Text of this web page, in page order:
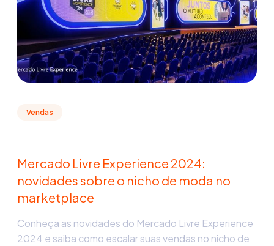
Vendas
Mercado Livre Experience 2024:
novidades sobre o nicho de moda no
marketplace
Conheça as novidades do Mercado Livre Experience
2024 e saiba como escalar suas vendas no nicho de